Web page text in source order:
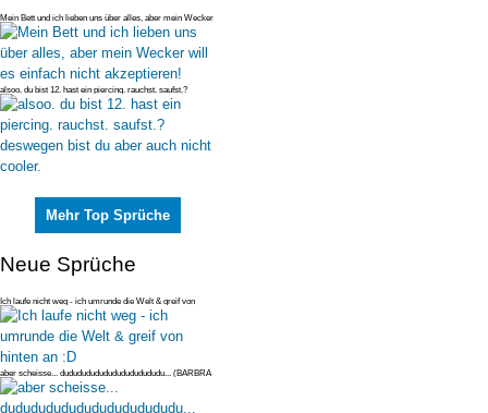
Mein Bett und ich lieben uns über alles, aber mein Wecker
will es einfac
alsoo. du bist 12. hast ein piercing. rauchst. saufst.?
deswegen bist du
Mehr Top Sprüche
Neue Sprüche
Ich laufe nicht weg - ich umrunde die Welt & greif von
hinten an :D
aber scheisse... dudududududududududududu... (BARBRA
STREISAND!!!) ;)